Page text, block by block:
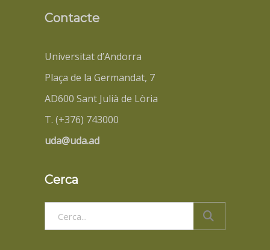
Contacte
Universitat d’Andorra
Plaça de la Germandat, 7
AD600 Sant Julià de Lòria
T. (+376) 743000
uda@uda.ad
Cerca